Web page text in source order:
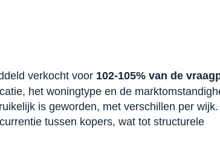
verkocht voor 102-105% van de
het woningtype en de
is geworden, met verschillen per
tussen kopers, wat tot structurele